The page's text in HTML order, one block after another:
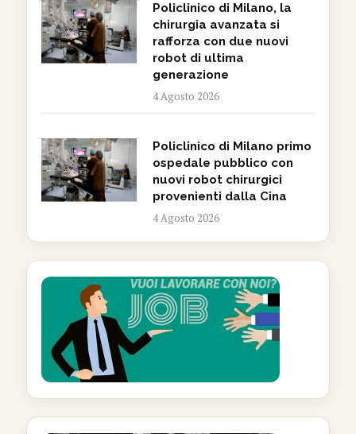
Policlinico di Milano, la
chirurgia avanzata si
rafforza con due nuovi
robot di ultima
generazione
4 Agosto 2026
Policlinico di Milano primo
ospedale pubblico con
nuovi robot chirurgici
provenienti dalla Cina
4 Agosto 2026